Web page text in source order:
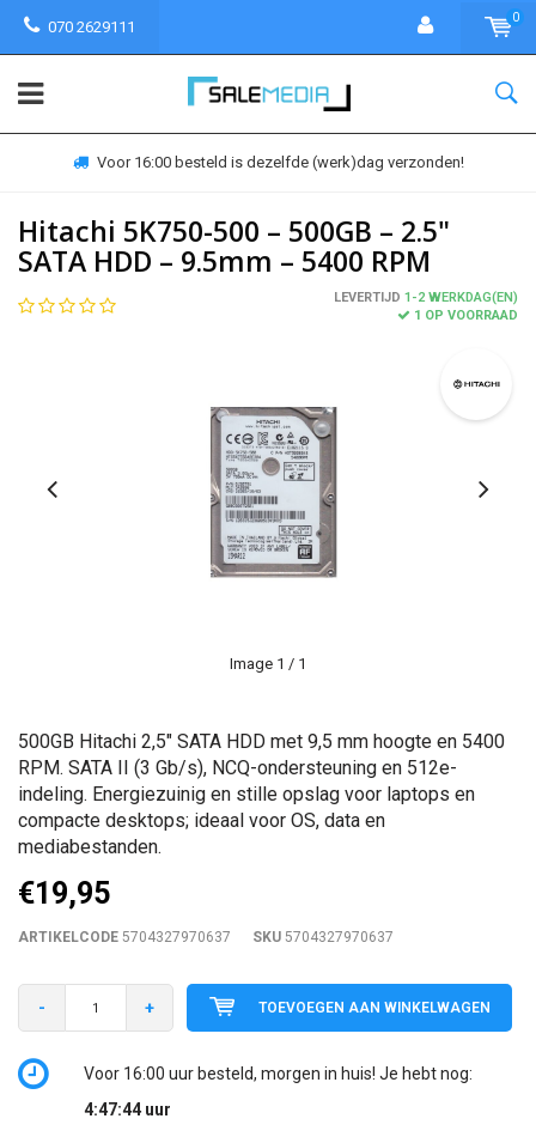
070 2629111
0
Voor 16:00 besteld is dezelfde (werk)dag verzonden!
Hitachi 5K750-500 – 500GB – 2.5"
SATA HDD – 9.5mm – 5400 RPM
LEVERTIJD 1-2 WERKDAG(EN)
1 OP VOORRAAD
Image 1 / 1
500GB Hitachi 2,5" SATA HDD met 9,5 mm hoogte en 5400
RPM. SATA II (3 Gb/s), NCQ-ondersteuning en 512e-
indeling. Energiezuinig en stille opslag voor laptops en
compacte desktops; ideaal voor OS, data en
mediabestanden.
€19,95
ARTIKELCODE 5704327970637 SKU 5704327970637
- + TOEVOEGEN AAN WINKELWAGEN
Voor 16:00 uur besteld, morgen in huis! Je hebt nog:
4:47:44uur